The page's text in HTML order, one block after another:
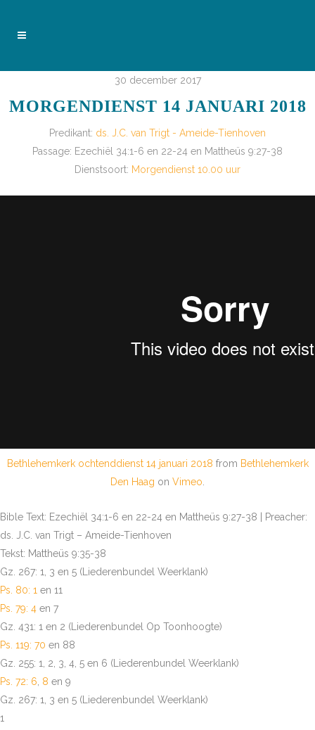
30 december 2017
MORGENDIENST 14 JANUARI 2018
Predikant: ds. J.C. van Trigt - Ameide-Tienhoven
Passage: Ezechiël 34:1-6 en 22-24 en Mattheüs 9:27-38
Dienstsoort: Morgendienst 10.00 uur
Bethlehemkerk ochtenddienst 14 januari 2018 from Bethlehemkerk
Den Haag on Vimeo
Bible Text: Ezechiël 34:1-6 en 22-24 en Mattheüs 9:27-38 | Preacher:
ds. J.C. van Trigt – Ameide-Tienhoven
Tekst: Mattheüs 9:35-38
Gz. 267: 1, 3 en 5 (Liederenbundel Weerklank)
Ps. 80: 1 en 11
Ps. 79: 4 en 7
Gz. 431: 1 en 2 (Liederenbundel Op Toonhoogte)
Ps. 119: 70 en 88
Gz. 255: 1, 2, 3, 4, 5 en 6 (Liederenbundel Weerklank)
Ps. 72: 6 8 en 9
Gz. 267: 1, 3 en 5 (Liederenbundel Weerklank)
1